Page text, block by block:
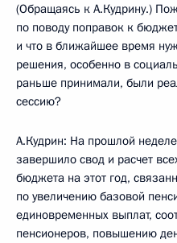
(Обращаясь к А.Кудрину.)
по поводу поправок к
и что в ближайшее время
решения, особенно в
раньше принимали, были
сессию?
А.Кудрин: На прошлой
завершило свод и расчет
бюджета на этот год,
по увеличению базовой
единовременных выплат,
пенсионеров, повышению